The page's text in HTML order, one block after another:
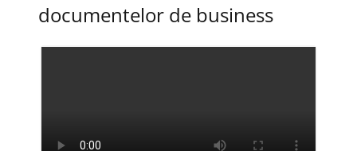
documentelor de business